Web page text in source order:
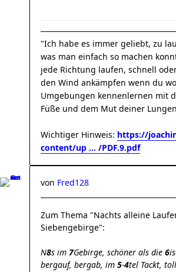
"Ich habe es immer geliebt, zu
was man einfach so machen
jede Richtung laufen, schnell
den Wind ankämpfen wenn du
Umgebungen kennenlernen mit
Füße und dem Mut deiner
Wichtiger Hinweis: https://
content/up ... /PDF.9.pdf
von Fred128
Zum Thema "Nachts alleine
Siebengebirge":
N8s im 7Gebirge, schöner als die 6
bergauf, bergab, im 5-4tel Tackt,